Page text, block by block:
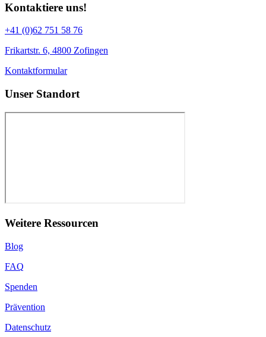
Kontaktiere uns!
+41 (0)62 751 58 76
Frikartstr. 6, 4800 Zofingen
Kontaktformular
Unser Standort
Weitere Ressourcen
Blog
FAQ
Spenden
Prävention
Datenschutz